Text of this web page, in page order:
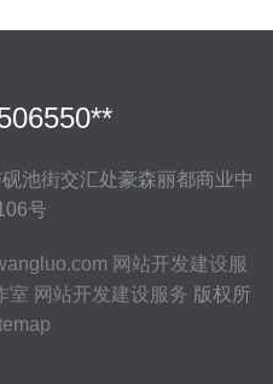
池街交汇处豪森丽都商业中
号
网站开发建设服
室 网站开发建设服务 版权所